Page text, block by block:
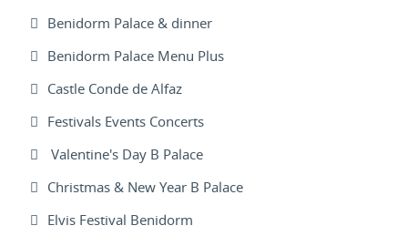
Benidorm Palace & dinner
Benidorm Palace Menu Plus
Castle Conde de Alfaz
Festivals Events Concerts
Valentine's Day B Palace
Christmas & New Year B Palace
Elvis Festival Benidorm